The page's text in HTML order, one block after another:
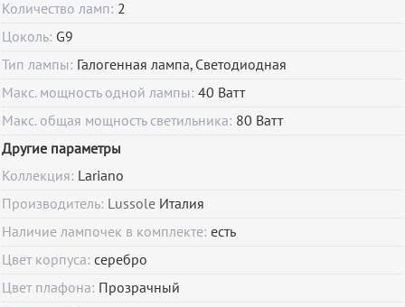
Количество ламп: 2
Цоколь: G9
Тип лампы: Галогенная лампа, Светодиодная
Макс. мощность одной лампы:40 Ватт
Макс. общая мощность светильника: 80 Ватт
Другие параметры
Коллекция: Lariano
Производитель: Lussole Италия
Наличие лампочек в комплекте:есть
Цвет корпуса:серебро
Цвет плафона: Прозрачный